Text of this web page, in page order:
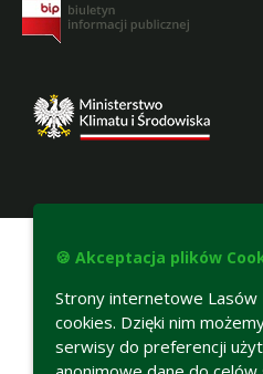
🍪 Akceptacja plików
Strony internetowe
cookies. Dzięki nim
serwisy do preferencji